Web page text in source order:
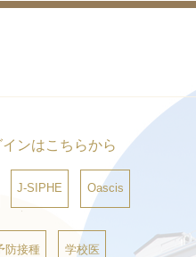
インはこちらから
J-SIPHE Oascis
防接種 学校医